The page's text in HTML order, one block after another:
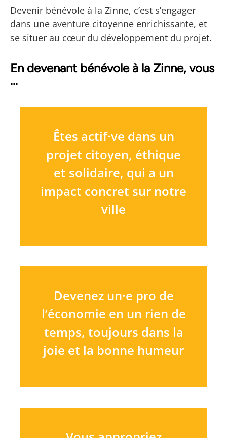
Devenir bénévole à la Zinne, c’est s’engager
dans une aventure citoyenne enrichissante, et
se situer au cœur du développement du projet.
En devenant bénévole à la Zinne, vous
...
Êtes actif·ve dans un
projet citoyen, éthique
et solidaire, qui a un
impact concret sur notre
ville
Devenez un·e pro de
l’économie en un rien de
temps, toujours dans la
joie et la bonne humeur